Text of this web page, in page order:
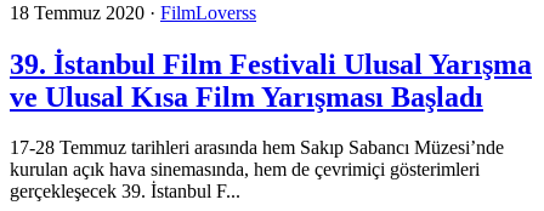
18 Temmuz 2020 · FilmLoverss
39. İstanbul Film Festivali Ulusal Yarışma
ve Ulusal Kısa Film Yarışması Başladı
17-28 Temmuz tarihleri arasında hem Sakıp Sabancı Müzesi’nde
kurulan açık hava sinemasında, hem de çevrimiçi gösterimleri
gerçekleşecek 39. İstanbul F...